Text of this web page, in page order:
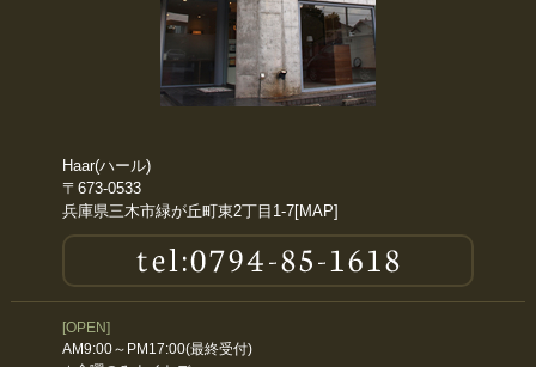
2016年10月
2016年5月
Haar(ハール)
〒673-0533
兵庫県三木市緑が丘町東2丁目1-7[MAP]
[OPEN]
AM9:00～PM17:00(最終受付)